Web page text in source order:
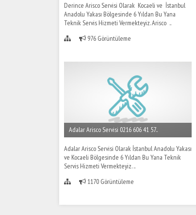
Derince Arisco Servisi Olarak Kocaeli ve İstanbul
Anadolu Yakası Bölgesinde 6 Yıldan Bu Yana
Teknik Servis Hizmeti Vermekteyiz. Arisco ..
976 Görüntüleme
Adalar Arisco Servisi 0216 606 41 57..
Adalar Arisco Servisi Olarak İstanbul Anadolu Yakası
ve Kocaeli Bölgesinde 6 Yıldan Bu Yana Teknik
Servis Hizmeti Vermekteyiz. ..
1170 Görüntüleme